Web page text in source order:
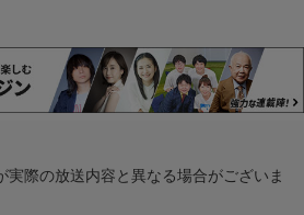
実際の放送内容と異なる場合がございま